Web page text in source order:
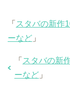
「 スタバの新作
ーなど 」
「 スタバの新
ーなど 」